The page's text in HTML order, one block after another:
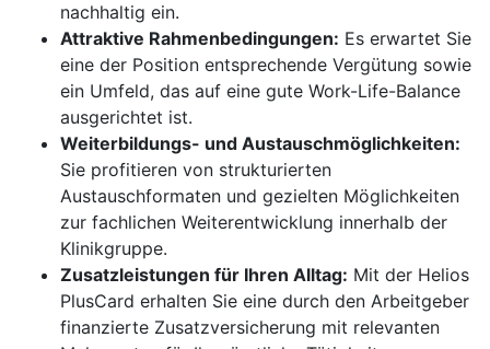
nachhaltig ein.
Attraktive Rahmenbedingungen: Es erwartet Sie
eine der Position entsprechende Vergütung sowie
ein Umfeld, das auf eine gute Work-Life-Balance
ausgerichtet ist.
Weiterbildungs- und Austauschmöglichkeiten:
Sie profitieren von strukturierten
Austauschformaten und gezielten Möglichkeiten
zur fachlichen Weiterentwicklung innerhalb der
Klinikgruppe.
Zusatzleistungen für Ihren Alltag: Mit der Helios
PlusCard erhalten Sie eine durch den Arbeitgeber
finanzierte Zusatzversicherung mit relevanten